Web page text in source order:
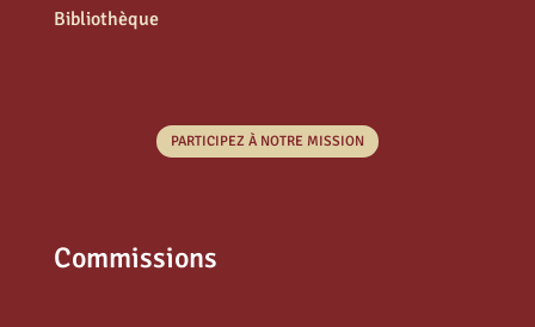
Bibliothèque
PARTICIPEZ À NOTRE MISSION
Commissions